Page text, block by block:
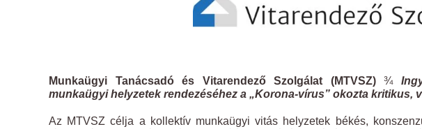
Munkaügyi Tanácsadó és Vitarendező Szolgálat (MTVSZ)¾
munkaügyi helyzetek rendezéséhez a „Korona-vírus” okozta kritikus,
Az MTVSZ célja a kollektív munkaügyi vitás helyzetek békés,